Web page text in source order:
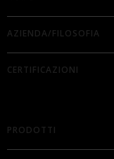
AZIENDA/FILOSOFIA
CERTIFICAZIONI
PRODOTTI